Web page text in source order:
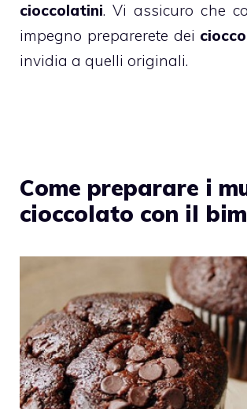
cioccolatini. Vi assicuro che
impegno preparerete dei
invidia a quelli originali.
Come preparare i
cioccolato con il